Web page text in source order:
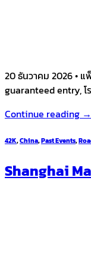
20 ธันวาคม 2026 •
guaranteed entry, โ
Continue reading →
42K,China,Past Events,
Shanghai